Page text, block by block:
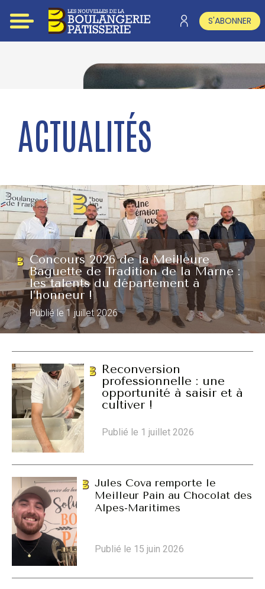
S'ABONNER
ACTUALITÉS
Concours 2026 de la Meilleure
Baguette de Tradition de la Marne :
les talents du département à
l’honneur !
Publié le 1 juillet 2026
Reconversion
professionnelle : une
opportunité à saisir et à
cultiver !
Publié le 1 juillet 2026
Jules Cova remporte le
Meilleur Pain au Chocolat des
Alpes-Maritimes
Publié le 15 juin 2026